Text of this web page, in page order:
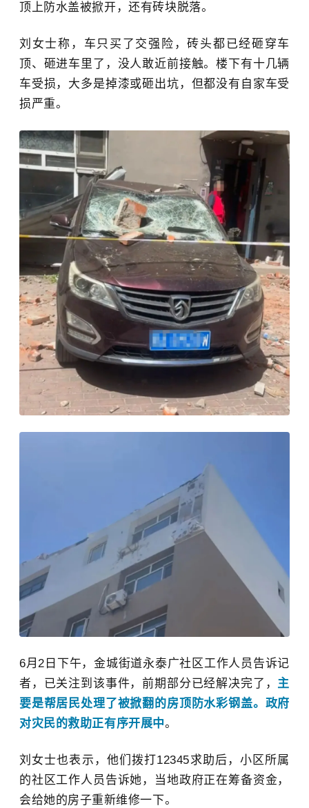
顶上防水盖被掀开，还有砖块脱落。
刘女士称，车只买了交强险，砖头都已经砸穿车
顶、砸进车里了，没人敢近前接触。楼下有十几辆
车受损，大多是掉漆或砸出坑，但都没有自家车受
损严重。
6月2日下午，金城街道永泰广社区工作人员告诉记
者，已关注到该事件，前期部分已经解决完了， 主
要是帮居民处理了被掀翻的房顶防水彩钢盖。政府
对灾民的救助正有序开展中。
刘女士也表示，他们拨打12345求助后，小区所属
的社区工作人员告诉她，当地政府正在筹备资金，
会给她的房子重新维修一下。